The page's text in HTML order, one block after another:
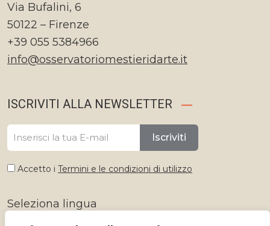
Via Bufalini, 6
50122 – Firenze
+39 055 5384966
info@osservatoriomestieridarte.it
ISCRIVITI ALLA NEWSLETTER
Iscriviti
Accetto i Termini e le condizioni di utilizzo
Seleziona lingua